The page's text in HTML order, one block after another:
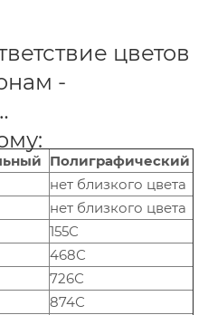
цветов
-
Полиграфический
нет близкого цвета
нет близкого цвета
155С
468С
726С
874С